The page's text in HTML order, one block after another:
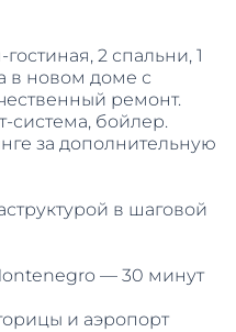
2 спальни, 1
в новом доме с
ремонт.
система, бойлер.
за дополнительную
в шаговой
— 30 минут
и аэропорт